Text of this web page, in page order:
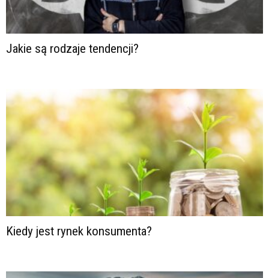
Jakie są rodzaje tendencji?
Kiedy jest rynek konsumenta?